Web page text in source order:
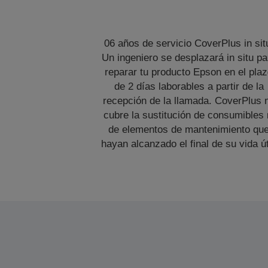
06 años de servicio CoverPlus in
Un ingeniero se desplazará in situ
reparar tu producto Epson en el
de 2 días laborables a partir de la
recepción de la llamada. CoverPlus
cubre la sustitución de consumibles
de elementos de mantenimiento
hayan alcanzado el final de su vida